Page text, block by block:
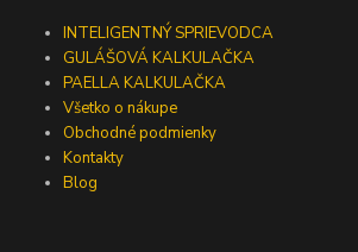
INTELIGENTNÝ SPRIEVODCA
GULÁŠOVÁ KALKULAČKA
PAELLA KALKULAČKA
Všetko o nákupe
Obchodné podmienky
Kontakty
Blog